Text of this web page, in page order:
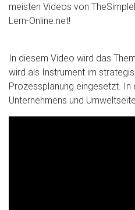
meisten Videos von
Lern-Online.net!
In diesem Video wird das
wird als Instrument im
Prozessplanung eingesetzt. In
Unternehmens­ und